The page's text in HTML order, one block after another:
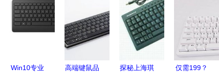
是如何改变
工厂照明
的？
深度评析
案的深度解
析
游戏两相宜
Win10专业
高端键鼠品
探秘上海琪
仅需199？